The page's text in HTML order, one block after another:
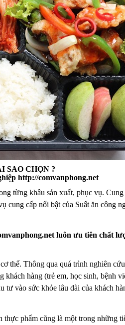
SAO CHỌN ?
http://comvanphong.net
từng khâu sản xuất, phục vụ.
cấp nổi bật của Suất ăn công
luôn ưu tiên chất
thể. Thông qua quá trình nghiên
hàng (trẻ em, học sinh, bệnh
tư vào sức khỏe lâu dài của khách
phẩm cũng là một trong những